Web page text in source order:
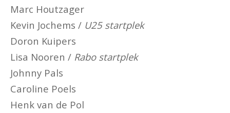
Marc Houtzager
Kevin Jochems / U25 startplek
Doron Kuipers
Lisa Nooren / Rabo startplek
Johnny Pals
Caroline Poels
Henk van de Pol